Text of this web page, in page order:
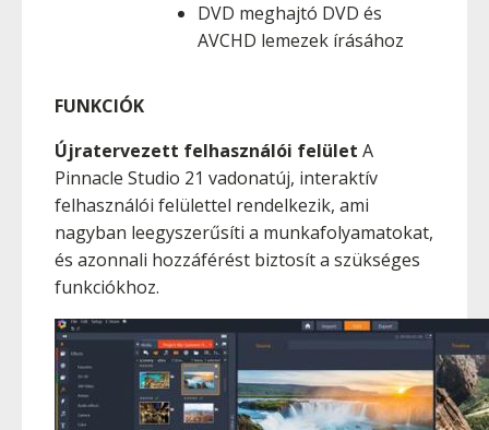
DVD meghajtó DVD és
AVCHD lemezek írásához
FUNKCIÓK
Újratervezett felhasználói felület A
Pinnacle Studio 21 vadonatúj, interaktív
felhasználói felülettel rendelkezik, ami
nagyban leegyszerűsíti a munkafolyamatokat,
és azonnali hozzáférést biztosít a szükséges
funkciókhoz.